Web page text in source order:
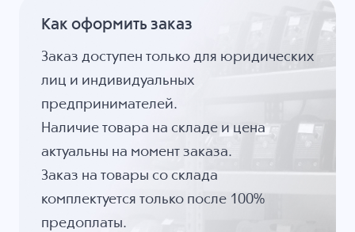
Как оформить заказ
Заказ доступен только для юридических
лиц и индивидуальных
предпринимателей.
Наличие товара на складе и цена
актуальны на момент заказа.
Заказ на товары со склада
комплектуется только после 100%
предоплаты.